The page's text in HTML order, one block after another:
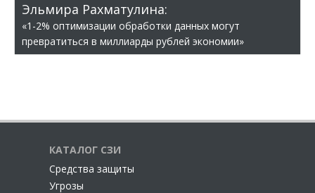
Эльмира Рахматулина:
«1-2% оптимизации обработки данных могут
превратиться в миллиарды рублей экономии»
КАТАЛОГ СЗИ
Cредства защиты
Угрозы